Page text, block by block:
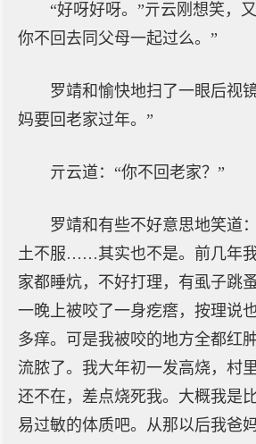
“好呀好呀。”亓云刚想笑，
你不回去同父母一起过么。”
罗靖和愉快地扫了一眼后视
妈要回老家过年。”
亓云道：“你不回老家？”
罗靖和有些不好意思地笑道
土不服……其实也不是。前几年
家都睡炕，不好打理，有虱子跳
一晚上被咬了一身疙瘩，按理说
多痒。可是我被咬的地方全都红
流脓了。我大年初一发高烧，村
还不在，差点烧死我。大概我是
易过敏的体质吧。从那以后我爸